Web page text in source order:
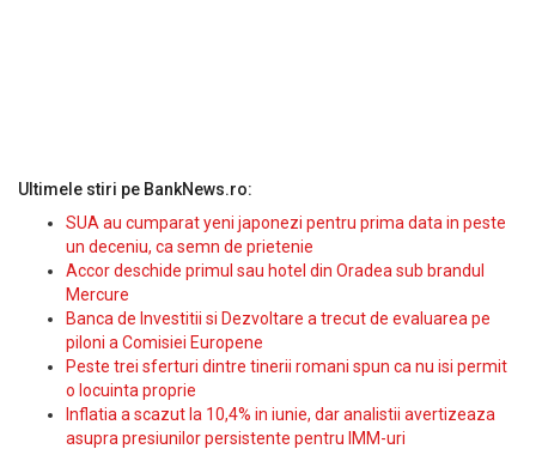
Ultimele stiri pe BankNews.ro:
SUA au cumparat yeni japonezi pentru prima data in peste
un deceniu, ca semn de prietenie
Accor deschide primul sau hotel din Oradea sub brandul
Mercure
Banca de Investitii si Dezvoltare a trecut de evaluarea pe
piloni a Comisiei Europene
Peste trei sferturi dintre tinerii romani spun ca nu isi permit
o locuinta proprie
Inflatia a scazut la 10,4% in iunie, dar analistii avertizeaza
asupra presiunilor persistente pentru IMM-uri